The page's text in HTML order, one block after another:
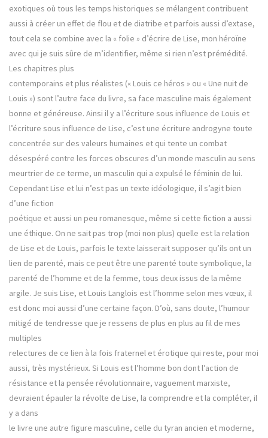
exotiques où tous les temps historiques se mélangent contribuent
aussi à créer un effet de flou et de diatribe et parfois aussi d’extase,
tout cela se combine avec la « folie » d’écrire de Lise, mon héroïne
avec qui je suis sûre de m’identifier, même si rien n’est prémédité.
Les chapitres plus
contemporains et plus réalistes (« Louis ce héros » ou « Une nuit de
Louis ») sont l’autre face du livre, sa face masculine mais également
bonne et généreuse. Ainsi il y a l’écriture sous influence de Louis et
l’écriture sous influence de Lise, c’est une écriture androgyne toute
concentrée sur des valeurs humaines et qui tente un combat
désespéré contre les forces obscures d’un monde masculin au sens
meurtrier de ce terme, un masculin qui a expulsé le féminin de lui.
Cependant Lise et lui n’est pas un texte idéologique, il s’agit bien
d’une fiction
poétique et aussi un peu romanesque, même si cette fiction a aussi
une éthique. On ne sait pas trop (moi non plus) quelle est la relation
de Lise et de Louis, parfois le texte laisserait supposer qu’ils ont un
lien de parenté, mais ce peut être une parenté toute symbolique, la
parenté de l’homme et de la femme, tous deux issus de la même
argile. Je suis Lise, et Louis Langlois est l’homme selon mes vœux, il
est donc moi aussi d’une certaine façon. D’où, sans doute, l’humour
mitigé de tendresse que je ressens de plus en plus au fil de mes
multiples
relectures de ce lien à la fois fraternel et érotique qui reste, pour moi
aussi, très mystérieux. Si Louis est l’homme bon dont l’action de
résistance et la pensée révolutionnaire, vaguement marxiste,
devraient épauler la révolte de Lise, la comprendre et la compléter, il
y a dans
le livre une autre figure masculine, celle du tyran ancien et moderne,